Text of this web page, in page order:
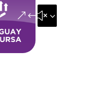
&#x35;